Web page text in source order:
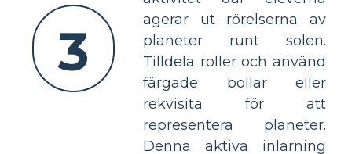
3
agerar ut rörelserna av
planeter runt solen.
Tilldela roller och använd
färgade bollar eller
rekvisita för att
representera planeter.
Denna aktiva inlärning